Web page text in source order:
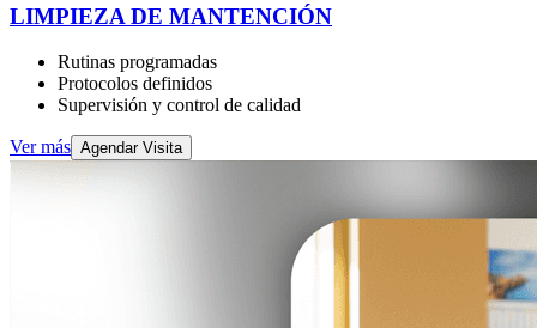
LIMPIEZA DE MANTENCIÓN
Rutinas programadas
Protocolos definidos
Supervisión y control de calidad
Ver más Agendar Visita